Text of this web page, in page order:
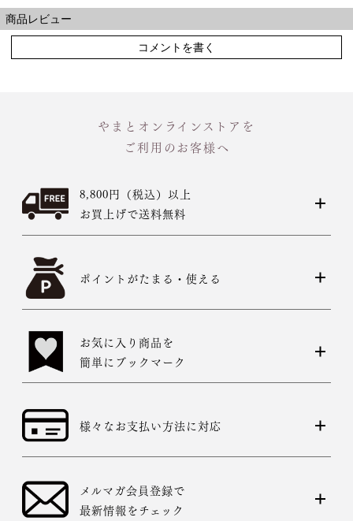
商品レビュー
コメントを書く
やまとオンラインストアを
ご利用のお客様へ
8,800円（税込）以上
お買上げで送料無料
ポイントがたまる・使える
お気に入り商品を
簡単にブックマーク
様々なお支払い方法に対応
メルマガ会員登録で
最新情報をチェック